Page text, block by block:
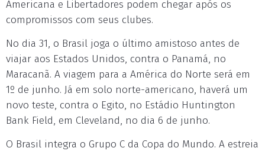
Americana e Libertadores podem chegar após os
compromissos com seus clubes.
No dia 31, o Brasil joga o último amistoso antes de
viajar aos Estados Unidos, contra o Panamá, no
Maracanã. A viagem para a América do Norte será em
1º de junho. Já em solo norte-americano, haverá um
novo teste, contra o Egito, no Estádio Huntington
Bank Field, em Cleveland, no dia 6 de junho.
O Brasil integra o Grupo C da Copa do Mundo. A estreia